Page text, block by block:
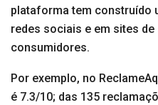
plataforma tem construído
redes sociais e em sites
consumidores.
Por exemplo, no
é 7.3/10; das 135